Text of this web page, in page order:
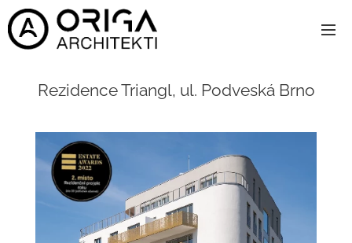
Rezidence Triangl, ul. Podveská Brno